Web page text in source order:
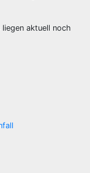
aktuell noch